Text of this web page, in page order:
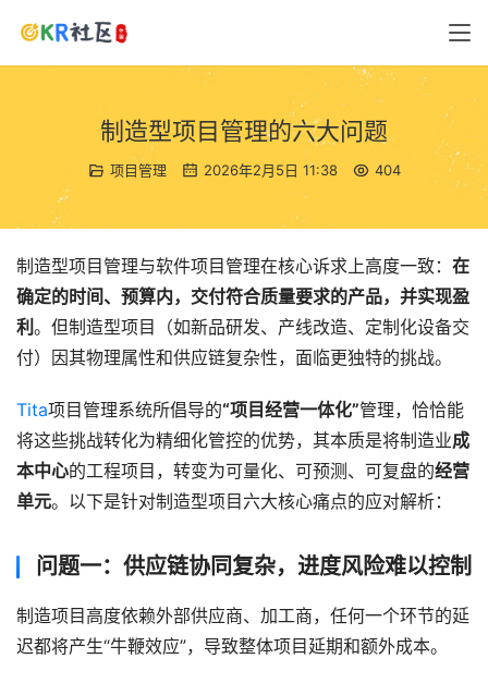
制造型项目管理的六大问题
项目管理 2026年2月5日 11:38 404
制造型项目管理与软件项目管理在核心诉求上高度一致： 在
确定的时间、预算内，交付符合质量要求的产品，并实现盈
利 。但制造型项目（如新品研发、产线改造、定制化设备交
付）因其物理属性和供应链复杂性，面临更独特的挑战。
Tita项目管理系统所倡导的“项目经营一体化”管理，恰恰能
将这些挑战转化为精细化管控的优势，其本质是将制造业成
本中心的工程项目，转变为可量化、可预测、可复盘的经营
单元。以下是针对制造型项目六大核心痛点的应对解析：
问题一：供应链协同复杂，进度风险难以控制
制造项目高度依赖外部供应商、加工商，任何一个环节的延
迟都将产生“牛鞭效应”，导致整体项目延期和额外成本。